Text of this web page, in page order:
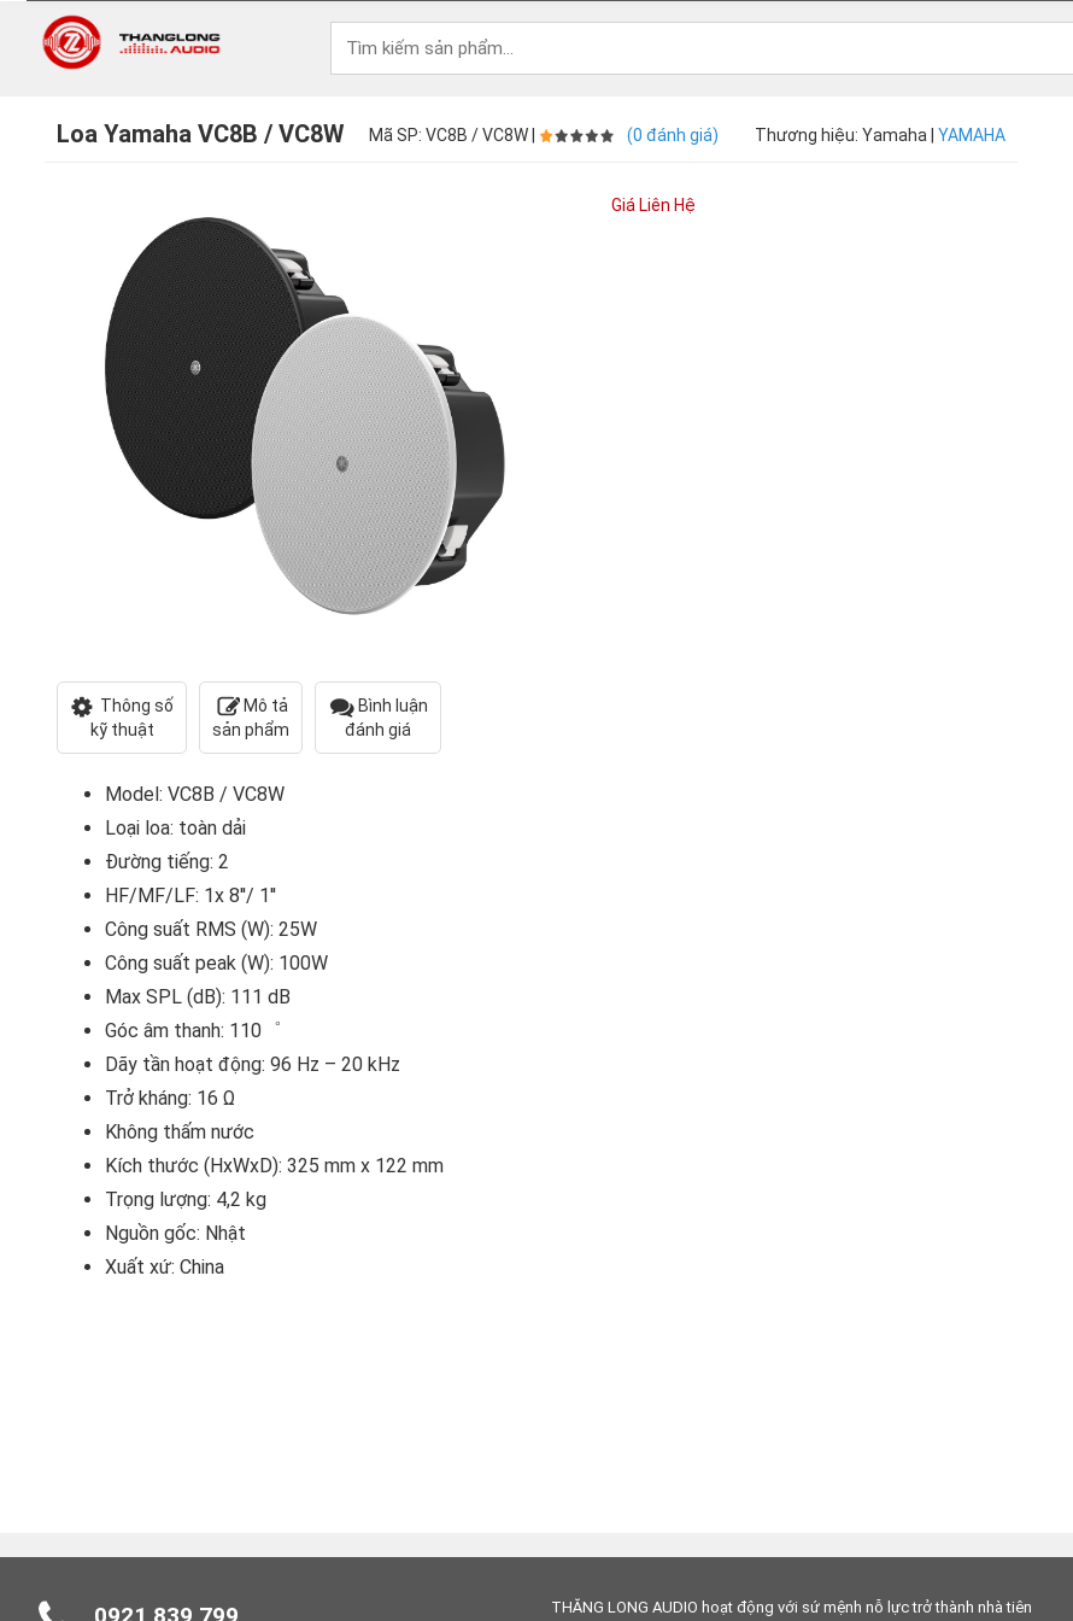
Loa Yamaha VC8B / VC8W Mã SP: VC8B / VC8W | (0 đánh giá) Thương hiệu: Yamaha | YAMAHA
Thông số
kỹ thuật
Mô tả
sản phẩm
Bình luận
đánh giá
Giá Liên Hệ
Model: VC8B / VC8W
Loại loa: toàn dải
Đường tiếng: 2
HF/MF/LF: 1x 8''/ 1''
Công suất RMS (W): 25W
Công suất peak (W): 100W
Max SPL (dB): 111 dB
Góc âm thanh: 110゜
Dãy tần hoạt động: 96 Hz – 20 kHz
Trở kháng: 16 Ω
Không thấm nước
Kích thước (HxWxD): 325 mm x 122 mm
Trọng lượng: 4,2 kg
Nguồn gốc: Nhật
Xuất xứ: China
THĂNG LONG AUDIO hoạt động với sứ mệnh nỗ lực trở thành nhà tiên